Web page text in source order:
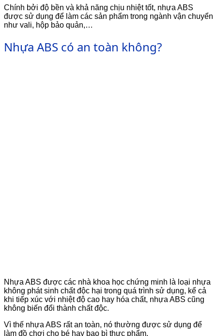
Chính bởi độ bền và khả năng chịu nhiệt tốt, nhựa ABS
được sử dụng để làm các sản phẩm trong ngành vận chuyển
như vali, hộp bảo quản,…
Nhựa ABS có an toàn không?
Nhựa ABS được các nhà khoa học chứng minh là loại nhựa
không phát sinh chất độc hại trong quá trình sử dụng, kể cả
khi tiếp xúc với nhiệt độ cao hay hóa chất, nhựa ABS cũng
không biến đổi thành chất độc.
Vì thế nhựa ABS rất an toàn, nó thường được sử dụng để
làm đồ chơi cho bé hay bao bì thực phẩm.